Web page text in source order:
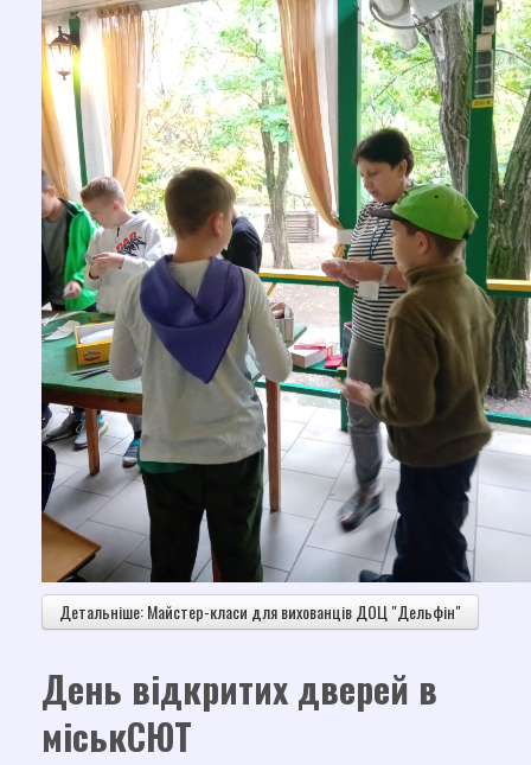
Детальніше: Майстер-класи для вихованців ДОЦ "Дельфін"
День відкритих дверей в
міськСЮТ